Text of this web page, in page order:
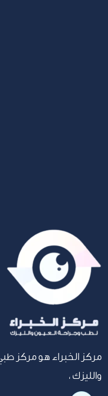
مركز الخبراء هو مركز
والليزك ،